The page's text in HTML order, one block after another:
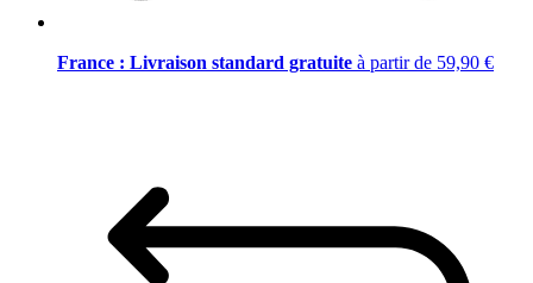
France : Livraison standard gratuite à partir de 59,90 €